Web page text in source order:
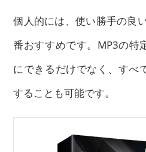
個人的には、使い勝手の良
番おすすめです。MP3の特
にできるだけでなく、すべ
することも可能です。